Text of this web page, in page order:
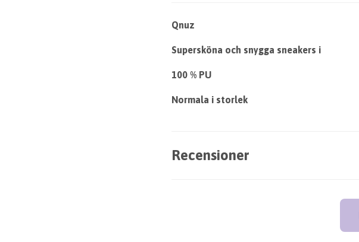
Qnuz
Supersköna och snygga sneakers i
100 % PU
Normala i storlek
Recensioner